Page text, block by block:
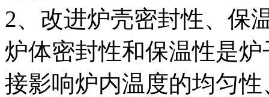
2、改进炉壳密封性、保
炉体密封性和保温性是
接影响炉内温度的均匀